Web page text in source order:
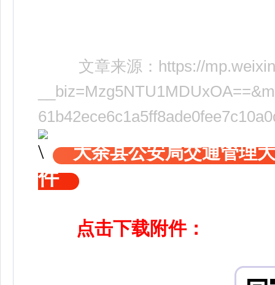
文章来源： https://
大余县公安局交通管理
件
点击下载附件：